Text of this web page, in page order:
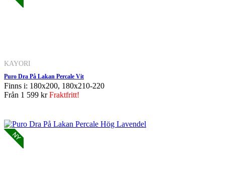
KAYORI
Puro Dra På Lakan Percale Vit
Finns i: 180x200, 180x210-220
Från 1 599 krFraktfritt!